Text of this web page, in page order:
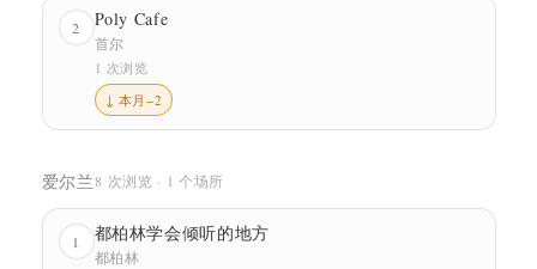
2 Poly Cafe
首尔
1 次浏览
↓ 本月−2
爱尔兰8 次浏览 · 1 个场所
1 都柏林学会倾听的地方
都柏林